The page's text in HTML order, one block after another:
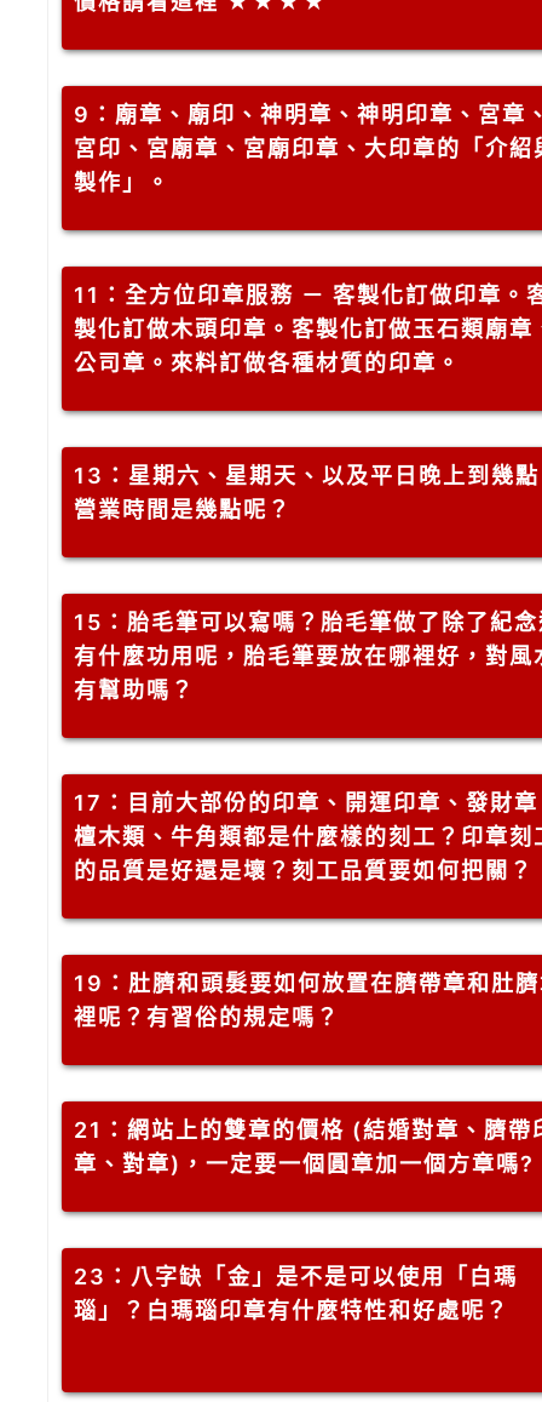
9 ：廟章、廟印、神明章、神明印章、宮章
宮印、宮廟章、宮廟印章、大印章的「介紹
製作」。
11 ：全方位印章服務 － 客製化訂做印章。
製化訂做木頭印章。客製化訂做玉石類廟章
公司章。來料訂做各種材質的印章。
13 ：星期六、星期天、以及平日晚上到幾
營業時間是幾點呢？
15 ：胎毛筆可以寫嗎？胎毛筆做了除了紀
有什麼功用呢，胎毛筆要放在哪裡好，對風
有幫助嗎？
17 ：目前大部份的印章、開運印章、發財
檀木類、牛角類都是什麼樣的刻工？印章刻
的品質是好還是壞？刻工品質要如何把關？
19 ：肚臍和頭髮要如何放置在臍帶章和肚
裡呢？有習俗的規定嗎？
21 ：網站上的雙章的價格 (結婚對章、臍帶
章、對章)，一定要一個圓章加一個方章嗎?
23 ：八字缺「金」是不是可以使用「白瑪
瑙」？白瑪瑙印章有什麼特性和好處呢？